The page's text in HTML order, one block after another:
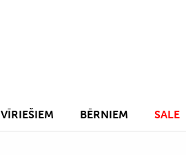
VĪRIEŠIEM BĒRNIEM SALE